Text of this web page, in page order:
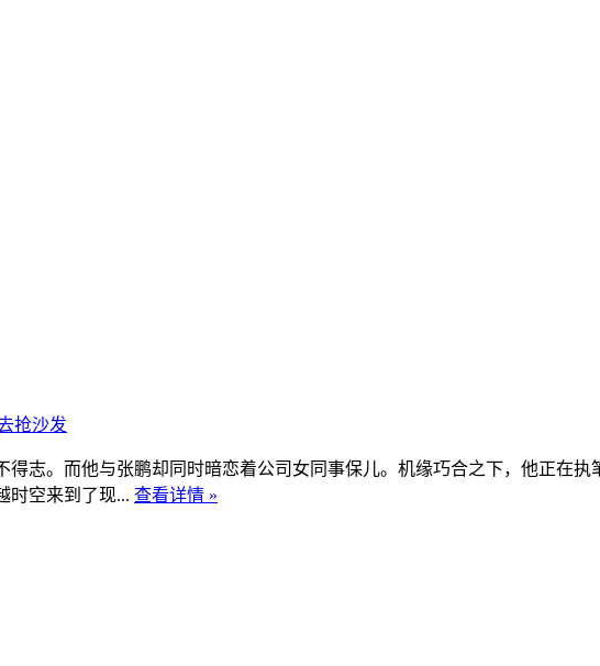
抢沙发
得志。而他与张鹏却同时暗恋着公司女同事保儿。机缘巧合之下，他正在
时空来到了现... 查看详情 »